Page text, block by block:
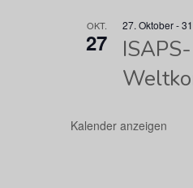
OKT.
27
27. Oktober-
ISAPS-
Kalender anzeigen